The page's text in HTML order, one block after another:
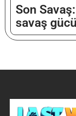
Son
savaş